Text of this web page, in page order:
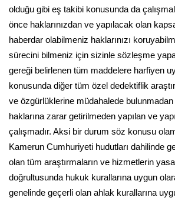
olduğu gibi eş takibi konusunda da
önce haklarınızdan ve yapılacak olan
haberdar olabilmeniz haklarınızı
sürecini bilmeniz için sizinle sözleşme
gereği belirlenen tüm maddelere harfiyen
konusunda diğer tüm özel dedektiflik
ve özgürlüklerine müdahalede
haklarına zarar getirilmeden yapılan ve
çalışmadır. Aksi bir durum söz konusu
Kamerun Cumhuriyeti hudutları dahilinde
olan tüm araştırmaların ve hizmetlerin
doğrultusunda hukuk kurallarına uygun
genelinde geçerli olan ahlak kurallarına